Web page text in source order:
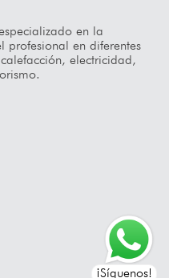
¡Síguenos!
en la
profesional en diferentes
electricidad,